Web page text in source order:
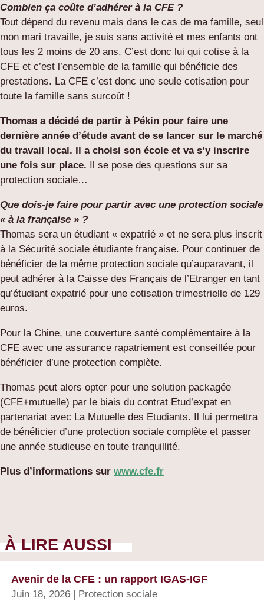
Combien ça coûte d’adhérer à la CFE ?
Tout dépend du revenu mais dans le cas de ma famille, seul
mon mari travaille, je suis sans activité et mes enfants ont
tous les 2 moins de 20 ans. C’est donc lui qui cotise à la
CFE et c’est l’ensemble de la famille qui bénéficie des
prestations. La CFE c’est donc une seule cotisation pour
toute la famille sans surcoût !
Thomas a décidé de partir à Pékin pour faire une
dernière année d’étude avant de se lancer sur le marché
du travail local. Il a choisi son école et va s’y inscrire
une fois sur place. Il se pose des questions sur sa
protection sociale…
Que dois-je faire pour partir avec une protection sociale
« à la française » ?
Thomas sera un étudiant « expatrié » et ne sera plus inscrit
à la Sécurité sociale étudiante française. Pour continuer de
bénéficier de la même protection sociale qu’auparavant, il
peut adhérer à la Caisse des Français de l’Etranger en tant
qu’étudiant expatrié pour une cotisation trimestrielle de 129
euros.
Pour la Chine, une couverture santé complémentaire à la
CFE avec une assurance rapatriement est conseillée pour
bénéficier d’une protection complète.
Thomas peut alors opter pour une solution packagée
(CFE+mutuelle) par le biais du contrat Etud’expat en
partenariat avec La Mutuelle des Etudiants. Il lui permettra
de bénéficier d’une protection sociale complète et passer
une année studieuse en toute tranquillité.
Plus d’informations sur www.cfe.fr
À LIRE AUSSI
Avenir de la CFE : un rapport IGAS-IGF
Juin 18, 2026
Protection sociale